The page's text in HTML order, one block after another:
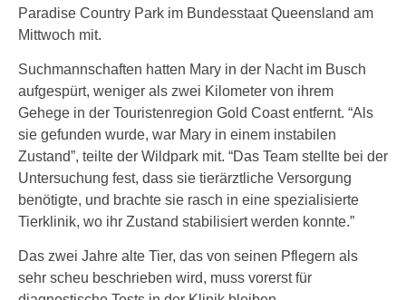
Paradise Country Park im Bundesstaat Queensland am
Mittwoch mit.
Suchmannschaften hatten Mary in der Nacht im Busch
aufgespürt, weniger als zwei Kilometer von ihrem
Gehege in der Touristenregion Gold Coast entfernt. “Als
sie gefunden wurde, war Mary in einem instabilen
Zustand”, teilte der Wildpark mit. “Das Team stellte bei der
Untersuchung fest, dass sie tierärztliche Versorgung
benötigte, und brachte sie rasch in eine spezialisierte
Tierklinik, wo ihr Zustand stabilisiert werden konnte.”
Das zwei Jahre alte Tier, das von seinen Pflegern als
sehr scheu beschrieben wird, muss vorerst für